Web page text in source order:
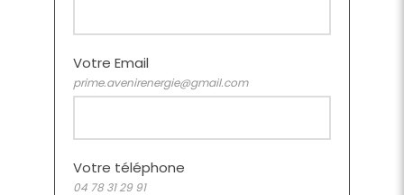
Votre Email
prime.avenirenergie@gmail.com
Votre téléphone
04 78 31 29 91